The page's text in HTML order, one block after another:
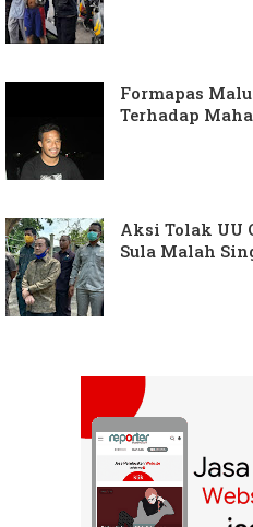
Formapas
Terhadap
Aksi Tolak UU
Sula Malah